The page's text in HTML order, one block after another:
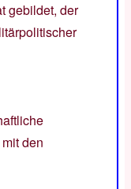
gebildet, der
den